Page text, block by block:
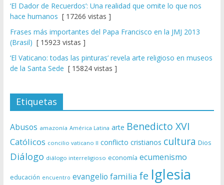
‘El Dador de Recuerdos’: Una realidad que omite lo que nos
hace humanos [ 17266 vistas ]
Frases más importantes del Papa Francisco en la JMJ 2013
(Brasil) [ 15923 vistas ]
‘El Vaticano: todas las pinturas’ revela arte religioso en museos
de la Santa Sede [ 15824 vistas ]
Etiquetas
Abusos amazonía América Latina arte Benedicto XVI
Católicos concilio vaticano II conflicto cristianos cultura Dios
Diálogo diálogo interreligioso economía ecumenismo
educación encuentro evangelio familia fe Iglesia